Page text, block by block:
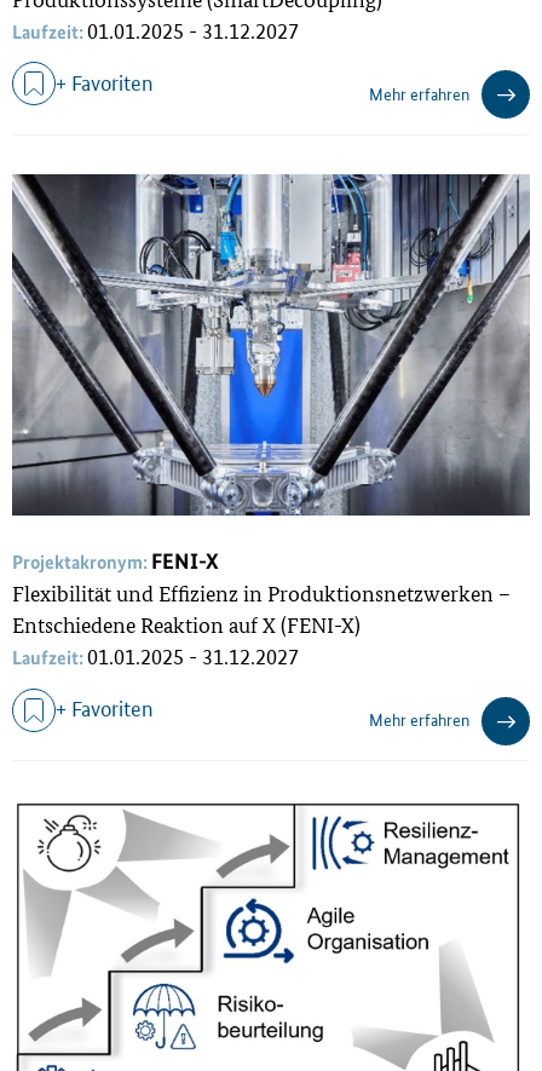
Laufzeit:01.01.2025 - 31.12.2027
+ Favoriten Mehr erfahren
Projektakronym: FENI-X
Flexibilität und Effizienz in Produktionsnetzwerken –
Entschiedene Reaktion auf X (FENI-X)
Laufzeit:01.01.2025 - 31.12.2027
+ Favoriten Mehr erfahren